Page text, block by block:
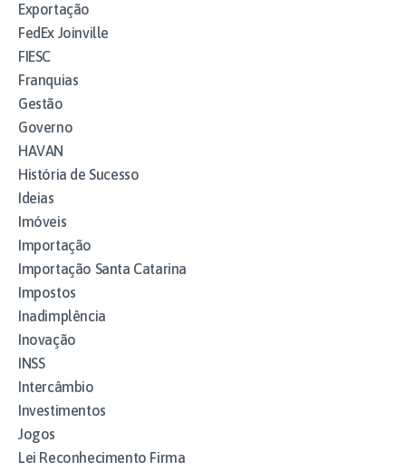
Exportação
FedEx Joinville
FIESC
Franquias
Gestão
Governo
HAVAN
História de Sucesso
Ideias
Imóveis
Importação
Importação Santa Catarina
Impostos
Inadimplência
Inovação
INSS
Intercâmbio
Investimentos
Jogos
Lei Reconhecimento Firma